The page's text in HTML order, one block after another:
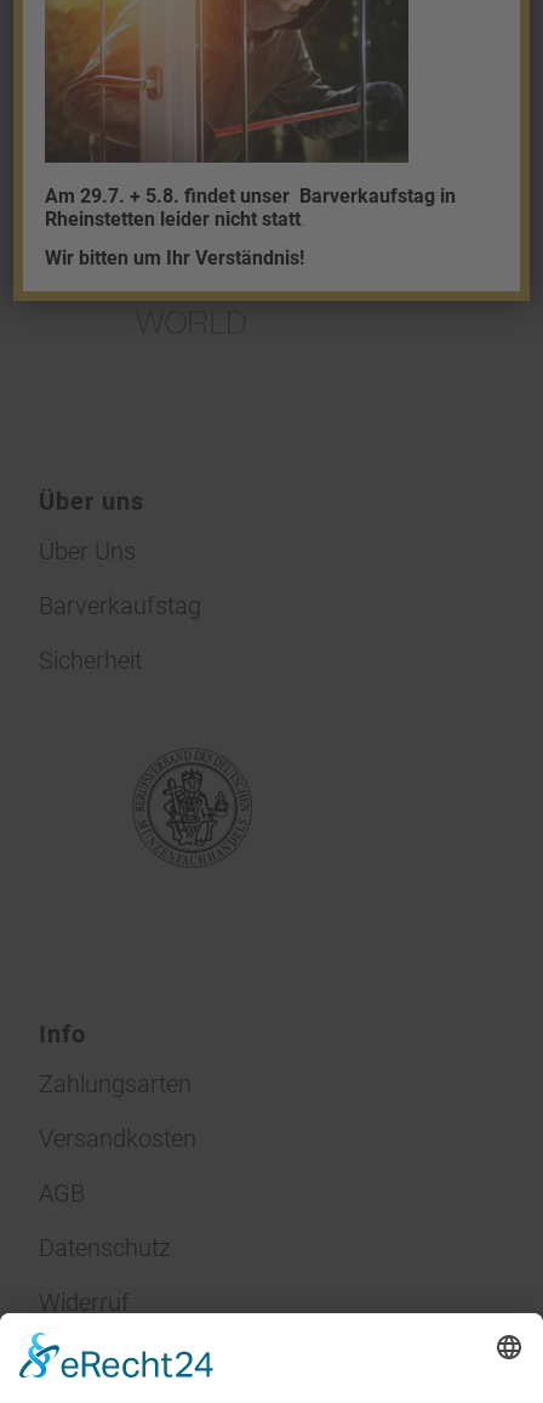
Palladium
Platin
Silber
Über uns
Über Uns
Barverkaufstag
Sicherheit
Info
Zahlungsarten
Versandkosten
AGB
Datenschutz
Widerruf
Impressum
Am 29.7. + 5.8. findet unser Barverkaufstag in
Rheinstetten leider nicht statt
Wir bitten um Ihr Verständnis!